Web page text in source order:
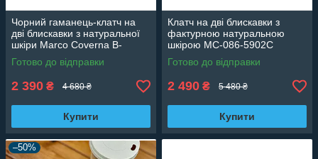
Чорний гаманець-клатч на
дві блискавки з натуральної
шкіри Marco Coverna B-
5902B-1Q
Готово до відправки
2 390 ₴ 4 680 ₴
Купити
Клатч на дві блискавки з
фактурною натуральною
шкірою MC-086-5902С
Готово до відправки
2 490 ₴ 5 480 ₴
Купити
–50%